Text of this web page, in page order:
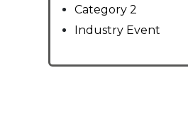
Category 2
Industry Event